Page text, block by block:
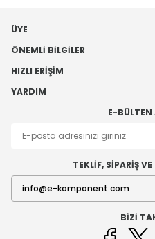
ÜYE
ÖNEMLI BILGILER
HIZLI ERIŞIM
YARDIM
E-BÜLTEN
TEKLİF, SİPARİŞ
BIZI